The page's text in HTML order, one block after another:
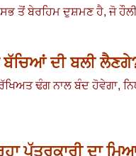
ਤੋਂ ਬੇਰਹਿਮ ਦੁਸ਼ਮਣ ਹੈ, ਜੋ
ਦੀ ਬਲੀ
ਢੰਗ ਨਾਲ ਬੰਦ ਹੋਵੇਗਾ,
ਪੱਤਰਕਾਰੀ ਦਾ